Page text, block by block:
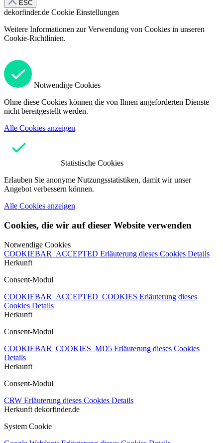
ESC
dekorfinder.de Cookie Einstellungen
Weitere Informationen zur Verwendung von Cookies in unseren
Cookie-Richtlinien.
Notwendige Cookies
Ohne diese Cookies können die von Ihnen angeforderten Dienste
nicht bereitgestellt werden.
Alle Cookies anzeigen
Statistische Cookies
Erlauben Sie anonyme Nutzungsstatistiken, damit wir unser
Angebot verbessern können.
Alle Cookies anzeigen
Cookies, die wir auf dieser Website verwenden
Notwendige Cookies
COOKIEBAR_ACCEPTED Erläuterung dieses Cookies Details
Herkunft
Consent-Modul
COOKIEBAR_ACCEPTED_COOKIES Erläuterung dieses
Cookies Details
Herkunft
Consent-Modul
COOKIEBAR_COOKIES_MD5 Erläuterung dieses Cookies
Details
Herkunft
Consent-Modul
CRW Erläuterung dieses Cookies Details
Herkunft dekorfinder.de
System Cookie